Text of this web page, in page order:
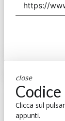
close
Codice
Clicca sul
appunti.